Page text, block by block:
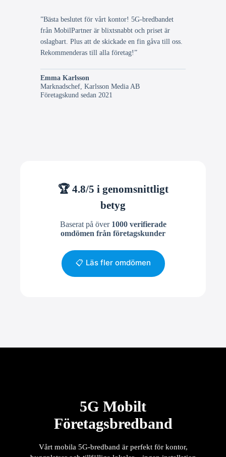
”Bästa beslutet för vårt kontor! 5G-bredbandet
från MobilPartner är blixtsnabbt och priset är
oslagbart. Plus att de skickade en fin gåva till oss.
Rekommenderas till alla företag!”
Emma Karlsson
Marknadschef, Karlsson Media AB
Företagskund sedan 2021
🏆 4.8/5 i genomsnittligt
betyg
Baserat på över 1000 verifierade
omdömen från företagskunder
📋 Läs fler omdömen
5G Mobilt
Företagsbredband
Vårt mobila 5G-bredband är perfekt för kontor,